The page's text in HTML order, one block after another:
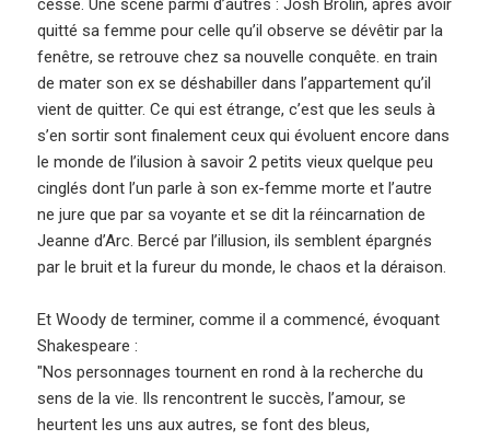
cesse. Une scène parmi d’autres : Josh Brolin, après avoir
quitté sa femme pour celle qu’il observe se dévêtir par la
fenêtre, se retrouve chez sa nouvelle conquête. en train
de mater son ex se déshabiller dans l’appartement qu’il
vient de quitter. Ce qui est étrange, c’est que les seuls à
s’en sortir sont finalement ceux qui évoluent encore dans
le monde de l’ilusion à savoir 2 petits vieux quelque peu
cinglés dont l’un parle à son ex-femme morte et l’autre
ne jure que par sa voyante et se dit la réincarnation de
Jeanne d’Arc. Bercé par l’illusion, ils semblent épargnés
par le bruit et la fureur du monde, le chaos et la déraison.
Et Woody de terminer, comme il a commencé, évoquant
Shakespeare :
"Nos personnages tournent en rond à la recherche du
sens de la vie. Ils rencontrent le succès, l’amour, se
heurtent les uns aux autres, se font des bleus,